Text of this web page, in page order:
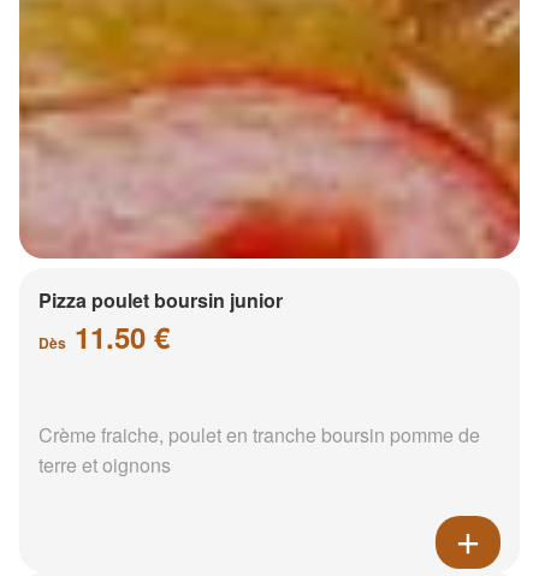
Pizza poulet boursin junior
Dès 11.50 €
Crème fraiche, poulet en tranche boursin pomme de
terre et oignons